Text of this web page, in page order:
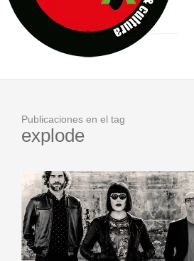
MARSHALL FLASH PRESENTA
JOFRE BARDAGÍ EN EXVITA
Publicaciones en el tag
explode